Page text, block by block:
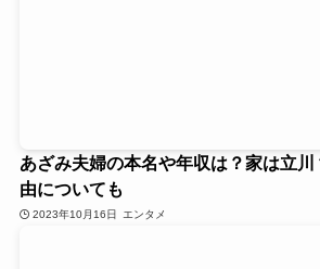
あざみ夫婦の本名や年収は？家は立
由についても
2023年10月16日 エンタメ